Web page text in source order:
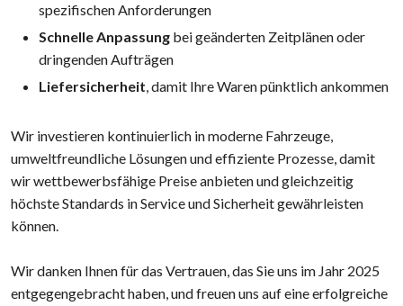
spezifischen Anforderungen
Schnelle Anpassung bei geänderten Zeitplänen oder
dringenden Aufträgen
Liefersicherheit, damit Ihre Waren pünktlich ankommen
Wir investieren kontinuierlich in moderne Fahrzeuge,
umweltfreundliche Lösungen und effiziente Prozesse, damit
wir wettbewerbsfähige Preise anbieten und gleichzeitig
höchste Standards in Service und Sicherheit gewährleisten
können.
Wir danken Ihnen für das Vertrauen, das Sie uns im Jahr 2025
entgegengebracht haben, und freuen uns auf eine erfolgreiche